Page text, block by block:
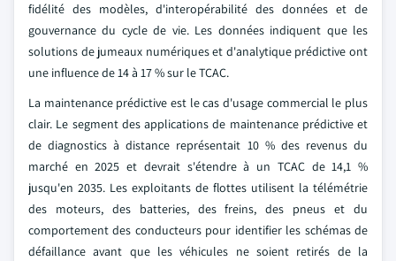
fidélité des modèles, d'interopérabilité des données et de
gouvernance du cycle de vie. Les données indiquent que les
solutions de jumeaux numériques et d'analytique prédictive ont
une influence de 14 à 17 % sur le TCAC.
La maintenance prédictive est le cas d'usage commercial le plus
clair. Le segment des applications de maintenance prédictive et
de diagnostics à distance représentait 10 % des revenus du
marché en 2025 et devrait s'étendre à un TCAC de 14,1 %
jusqu'en 2035. Les exploitants de flottes utilisent la télémétrie
des moteurs, des batteries, des freins, des pneus et du
comportement des conducteurs pour identifier les schémas de
défaillance avant que les véhicules ne soient retirés de la